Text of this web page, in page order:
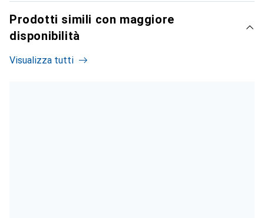
Prodotti simili con maggiore
disponibilità
Visualizza tutti